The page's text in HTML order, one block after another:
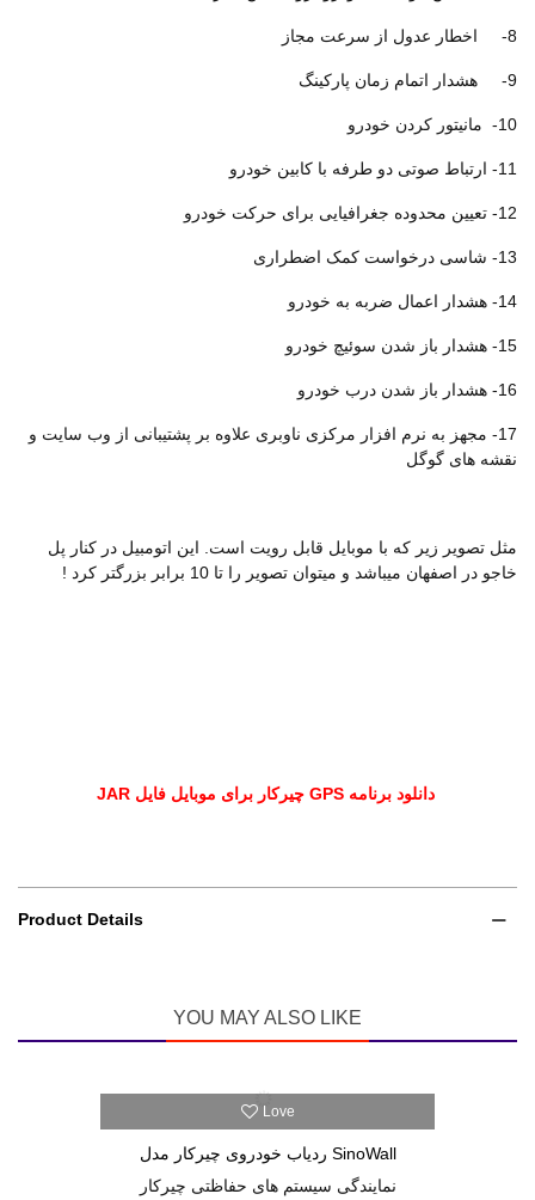
8- اخطار عدول از سرعت مجاز
9- هشدار اتمام زمان پارکینگ
10- مانیتور کردن خودرو
11- ارتباط صوتی دو طرفه با کابین خودرو
12- تعیین محدوده جغرافیایی برای حرکت خودرو
13- شاسی درخواست کمک اضطراری
14- هشدار اعمال ضربه به خودرو
15- هشدار باز شدن سوئیچ خودرو
16- هشدار باز شدن درب خودرو
17- مجهز به نرم افزار مرکزی ناوبری علاوه بر پشتیبانی از وب سایت و
نقشه های گوگل
مثل تصویر زیر که با موبایل قابل رویت است. این اتومبیل در کنار پل
خاجو در اصفهان میباشد و میتوان تصویر را تا 10 برابر بزرگتر کرد !
دانلود برنامه GPS چیرکار برای موبایل فایل JAR
Product Details
YOU MAY ALSO LIKE
Love
ردیاب خودروی چیرکار مدل SinoWall
نمایندگی سیستم های حفاظتی چیرکار